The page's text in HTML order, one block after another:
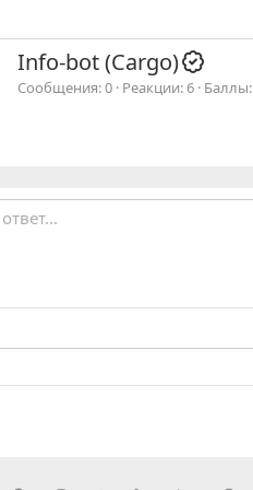
А
в
т
Info-bot (Cargo)
Сообщения 0 Реакции 6 Баллы